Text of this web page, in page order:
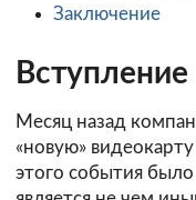
Заключение
Вступление
Месяц назад
«новую»
этого события было